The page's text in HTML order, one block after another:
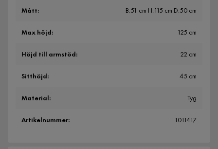
Mått: B:51 cm H:115 cm D:50 cm
Max höjd: 125 cm
Höjd till armstöd: 22 cm
Sitthöjd: 45 cm
Material: Tyg
Artikelnummer: 1011417